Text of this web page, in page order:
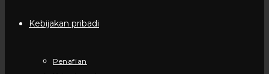
Kebijakan pribadi
Penafian